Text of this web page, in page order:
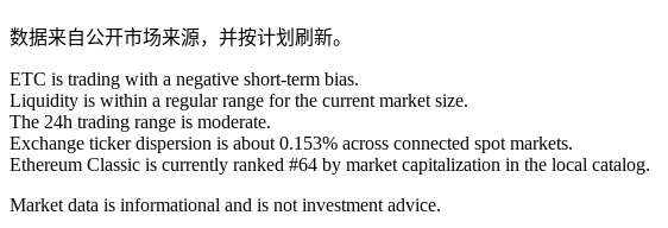
数据来自公开市场来源，并按计划刷新。
ETC is trading with a negative short-term bias.
Liquidity is within a regular range for the current market size.
The 24h trading range is moderate.
Exchange ticker dispersion is about 0.153% across connected spot markets.
Ethereum Classic is currently ranked #64 by market capitalization in the local catalog.
Market data is informational and is not investment advice.